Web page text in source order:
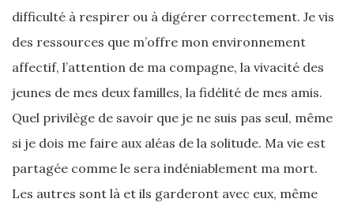
difficulté à respirer ou à digérer correctement. Je vis
des ressources que m’offre mon environnement
affectif, l’attention de ma compagne, la vivacité des
jeunes de mes deux familles, la fidélité de mes amis.
Quel privilège de savoir que je ne suis pas seul, même
si je dois me faire aux aléas de la solitude. Ma vie est
partagée comme le sera indéniablement ma mort.
Les autres sont là et ils garderont avec eux, même